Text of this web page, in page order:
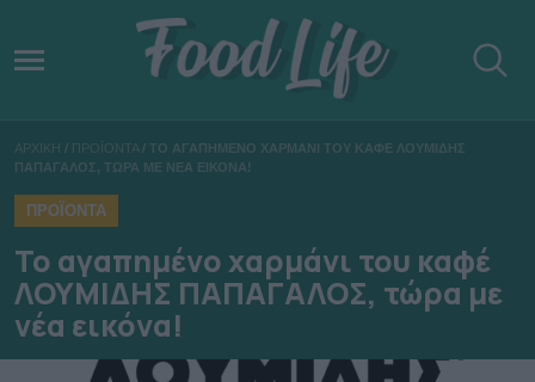
ΑΡΧΙΚΗ / ΠΡΟΪΟΝΤΑ / ΤΟ ΑΓΑΠΗΜΕΝΟ ΧΑΡΜΑΝΙ ΤΟΥ ΚΑΦΕ ΛΟΥΜΙΔΗΣ
ΠΑΠΑΓΑΛΟΣ, ΤΩΡΑ ΜΕ ΝΕΑ ΕΙΚΟΝΑ!
ΠΡΟΪΟΝΤΑ
Το αγαπημένο χαρμάνι του καφέ
ΛΟΥΜΙΔΗΣ ΠΑΠΑΓΑΛΟΣ, τώρα με
νέα εικόνα!